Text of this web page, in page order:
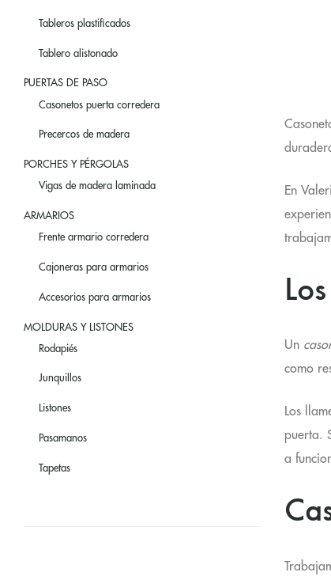
En
Un
como
Los
puerta.
a
Tableros plastificados
Tablero alistonado
PUERTAS DE PASO
Casonetos puerta corredera
Precercos de madera
PORCHES Y PÉRGOLAS
Vigas de madera laminada
ARMARIOS
Frente armario corredera
Cajoneras para armarios
Accesorios para armarios
MOLDURAS Y LISTONES
Rodapiés
Junquillos
Listones
Pasamanos
Tapetas